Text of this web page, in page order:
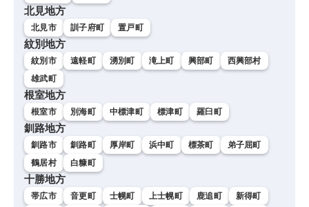
北見地方
北見市 訓子府町 置戸町
紋別地方
紋別市 遠軽町 湧別町 滝上町 興部町
西興部村
雄武町
根室地方
根室市 別海町 中標津町 標津町 羅臼町
釧路地方
釧路市 釧路町 厚岸町 浜中町 標茶町
弟子屈町
鶴居村
白糠町
十勝地方
帯広市 音更町 士幌町 上士幌町 鹿追町 新得町